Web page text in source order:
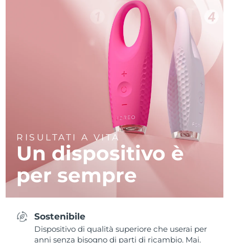
RISULTATI A VITA
Un dispositivo è
per sempre
Sostenibile
Dispositivo di qualità superiore che userai per
anni senza bisogno di parti di ricambio. Mai.